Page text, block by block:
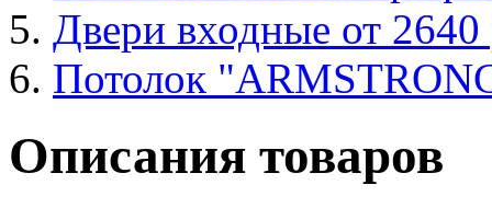
Двери входные от 2640
Потолок
Описания товаров